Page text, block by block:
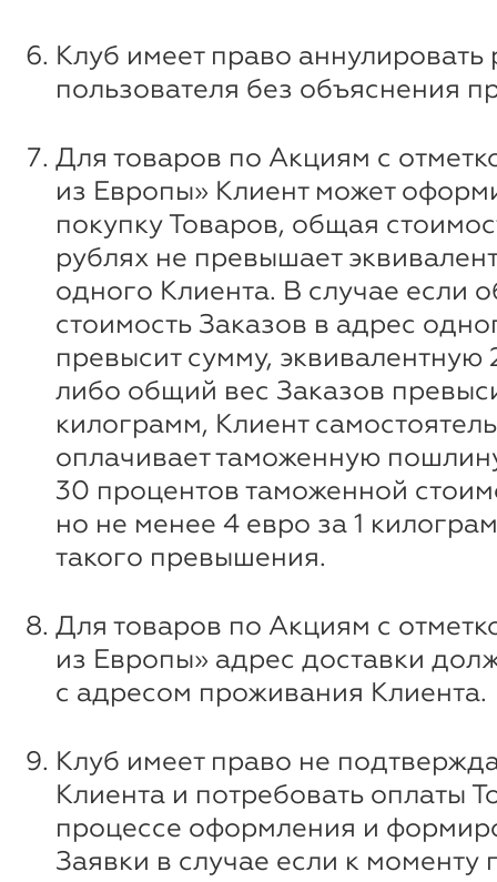
Клуб имеет право аннулировать
пользователя без объяснения
Для товаров по Акциям с
из Европы» Клиент может
покупку Товаров, общая
рублях не превышает
одного Клиента. В случае если
стоимость Заказов в адрес
превысит сумму, эквивалентную
либо общий вес Заказов
килограмм, Клиент
оплачивает таможенную
30 процентов таможенной
но не менее 4 евро за 1
такого превышения.
Для товаров по Акциям с
из Европы» адрес доставки
с адресом проживания Клиента.
Клуб имеет право не
Клиента и потребовать оплаты
процессе оформления и
Заявки в случае если к моменту